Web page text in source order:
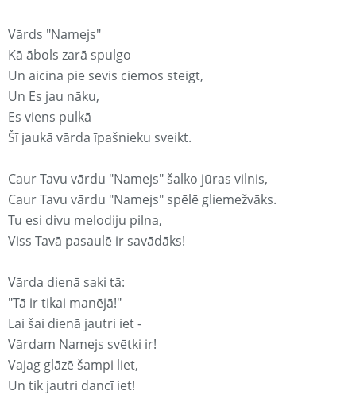
Vārds "Namejs"
Kā ābols zarā spulgo
Un aicina pie sevis ciemos steigt,
Un Es jau nāku,
Es viens pulkā
Šī jaukā vārda īpašnieku sveikt.
Caur Tavu vārdu "Namejs" šalko jūras vilnis,
Caur Tavu vārdu "Namejs" spēlē gliemežvāks.
Tu esi divu melodiju pilna,
Viss Tavā pasaulē ir savādāks!
Vārda dienā saki tā:
"Tā ir tikai manējā!"
Lai šai dienā jautri iet -
Vārdam Namejs svētki ir!
Vajag glāzē šampi liet,
Un tik jautri dancī iet!